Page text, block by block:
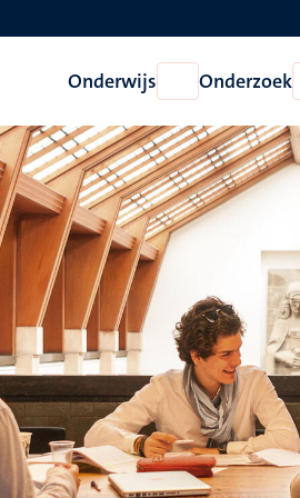
Onderwijs
Open
Onderwijs
Onderzoek